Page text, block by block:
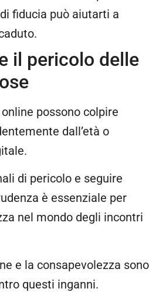
fiducia può aiutarti a
il pericolo delle
possono colpire
dall’età o
di pericolo e seguire
è essenziale per
nel mondo degli incontri
e la consapevolezza sono
questi inganni.